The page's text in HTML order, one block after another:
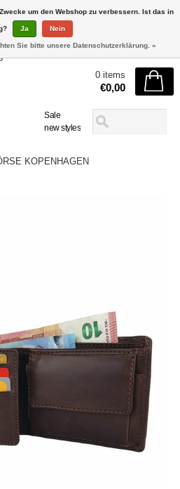
Sale
new styles
0 items
€0,00
KOPENHAGEN
um den Webshop zu verbessern. Ist das in
Ja Nein
Sie bitte unsere Datenschutzerklärung. »